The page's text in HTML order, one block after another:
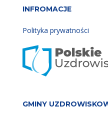
INFROMACJE
Polityka prywatności
GMINY